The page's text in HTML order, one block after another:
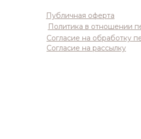
Согласие на рассылку
Согласие на обработку
Политика в отношении
Публичная оферта